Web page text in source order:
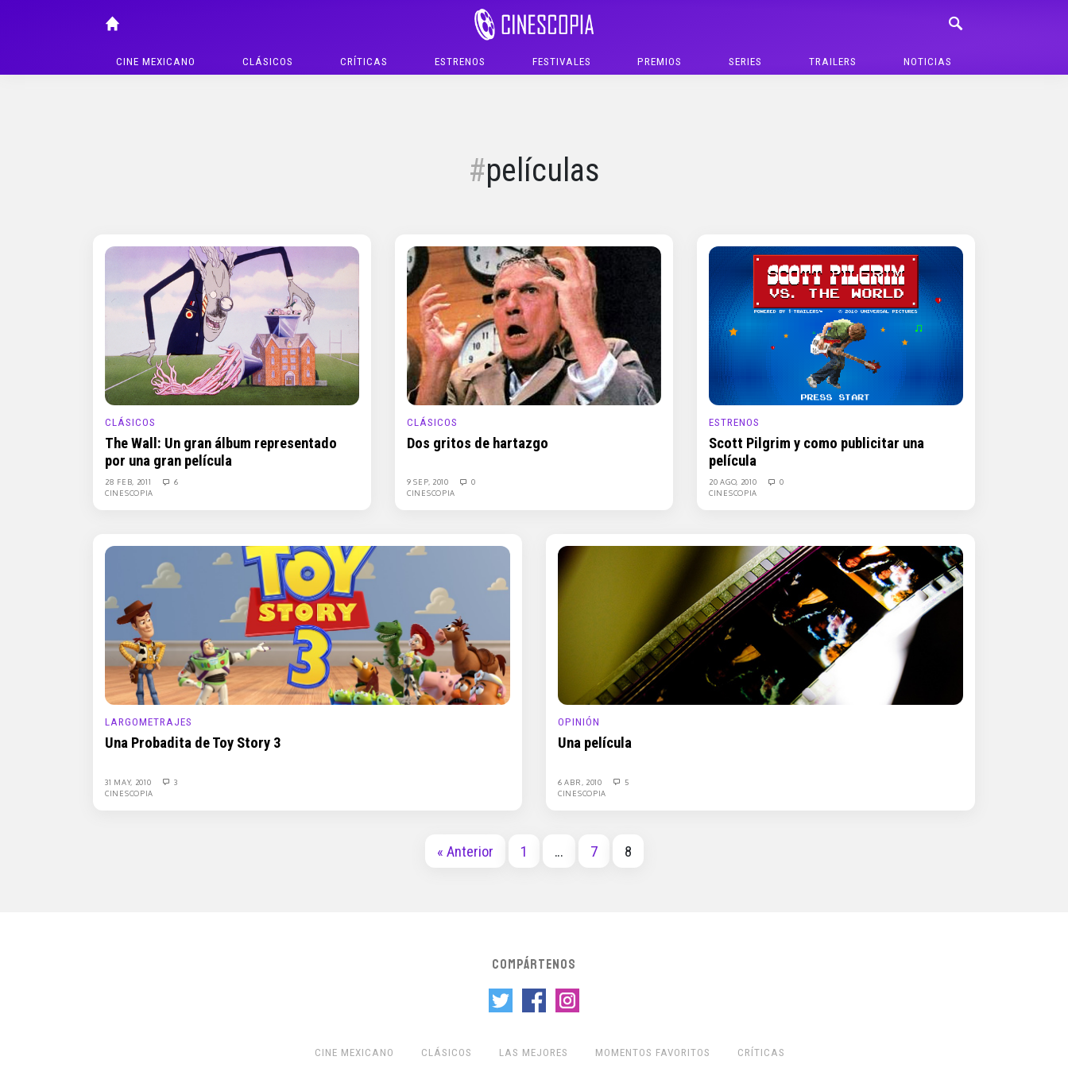
CINE MEXICANO CLÁSICOS CRÍTICAS ESTRENOS FESTIVALES PREMIOS SERIES TRAILERS NOTICIAS
películas
CLÁSICOS
The Wall: Un gran álbum representado
por una gran película
28 FEB, 2011
6
CINESCOPIA
CLÁSICOS
Dos gritos de hartazgo
9 SEP, 2010
0
CINESCOPIA
ESTRENOS
Scott Pilgrim y como publicitar una
película
20 AGO, 2010
0
CINESCOPIA
LARGOMETRAJES
Una Probadita de Toy Story 3
31 MAY, 2010
3
CINESCOPIA
OPINIÓN
Una película
6 ABR, 2010
5
CINESCOPIA
« Anterior 1 … 7 8
COMPÁRTENOS
CINE MEXICANO CLÁSICOS LAS MEJORES MOMENTOS FAVORITOS CRÍTICAS